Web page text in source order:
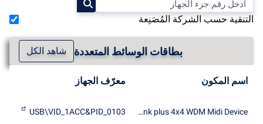
التنقية حسب الشركة المُصَنِعة
بطاقات الوسائط المتعددة شاهد الكل
اسم المكون معرّف الجهاز
AudioLink plus 4x4 WDM Midi Device
USB\VID_1ACC&PID_0103